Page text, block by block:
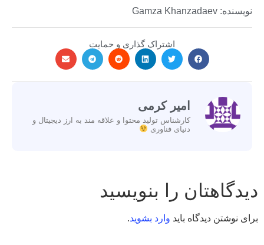
نویسنده: Gamza Khanzadaev
اشتراک گذاری و حمایت
امیر کرمی
کارشناس تولید محتوا و علاقه مند به ارز دیجیتال و
دنیای فناوری
دیدگاهتان را بنویسید
برای نوشتن دیدگاه باید وارد بشوید.